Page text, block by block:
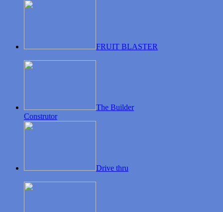
FRUIT BLASTER
The Builder
Construtor
Drive thru